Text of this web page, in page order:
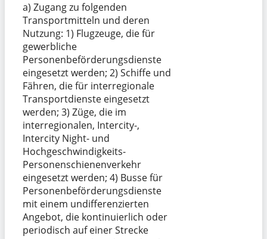
a) Zugang zu folgenden
Transportmitteln und deren
Nutzung: 1) Flugzeuge, die für
gewerbliche
Personenbeförderungsdienste
eingesetzt werden; 2) Schiffe und
Fähren, die für interregionale
Transportdienste eingesetzt
werden; 3) Züge, die im
interregionalen, Intercity-,
Intercity Night- und
Hochgeschwindigkeits-
Personenschienenverkehr
eingesetzt werden; 4) Busse für
Personenbeförderungsdienste
mit einem undifferenzierten
Angebot, die kontinuierlich oder
periodisch auf einer Strecke